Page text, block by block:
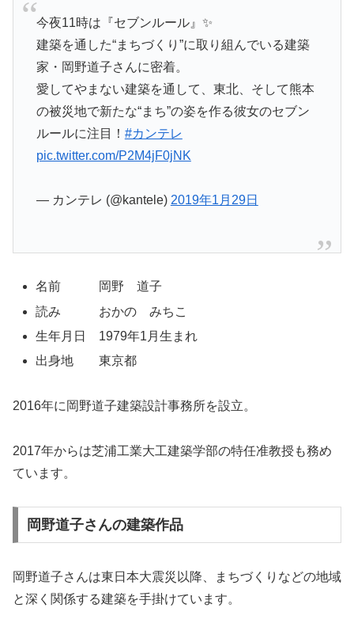
今夜11時は『セブンルール』✨
建築を通した“まちづくり”に取り組んでいる建築
家・岡野道子さんに密着。
愛してやまない建築を通して、東北、そして熊本
の被災地で新たな“まち”の姿を作る彼女のセブン
ルールに注目！ #カンテレ
pic.twitter.com/P2M4jF0jNK
— カンテレ (@kantele) 2019年1月29日
名前 岡野 道子
読み おかの みちこ
生年月日 1979年1月生まれ
出身地 東京都
2016年に岡野道子建築設計事務所を設立。
2017年からは芝浦工業大工建築学部の特任准教授も務め
ています。
岡野道子さんの建築作品
岡野道子さんは東日本大震災以降、まちづくりなどの地域
と深く関係する建築を手掛けています。